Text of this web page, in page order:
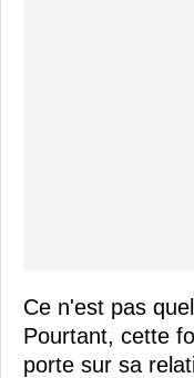
Ce n'est pas
Pourtant, cette
porte sur sa